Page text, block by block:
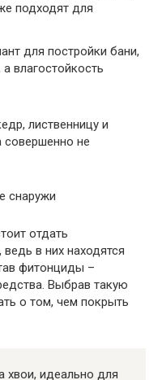
подходят для
для постройки бани,
влагостойкость
лиственницу и
совершенно не
отдать
в них находятся
фитонциды –
Выбрав такую
о том, чем покрыть
хвои, идеально для